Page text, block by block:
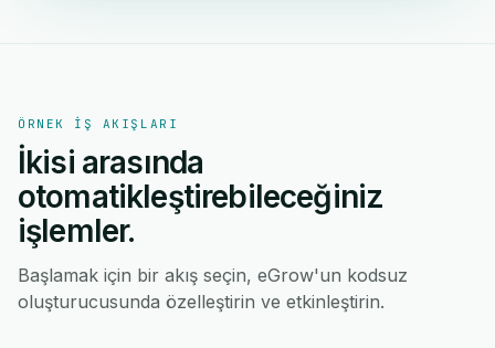
ÖRNEK IŞ AKIŞLARI
İkisi arasında
otomatikleştirebileceğiniz
işlemler.
Başlamak için bir akış seçin, eGrow'un kodsuz
oluşturucusunda özelleştirin ve etkinleştirin.